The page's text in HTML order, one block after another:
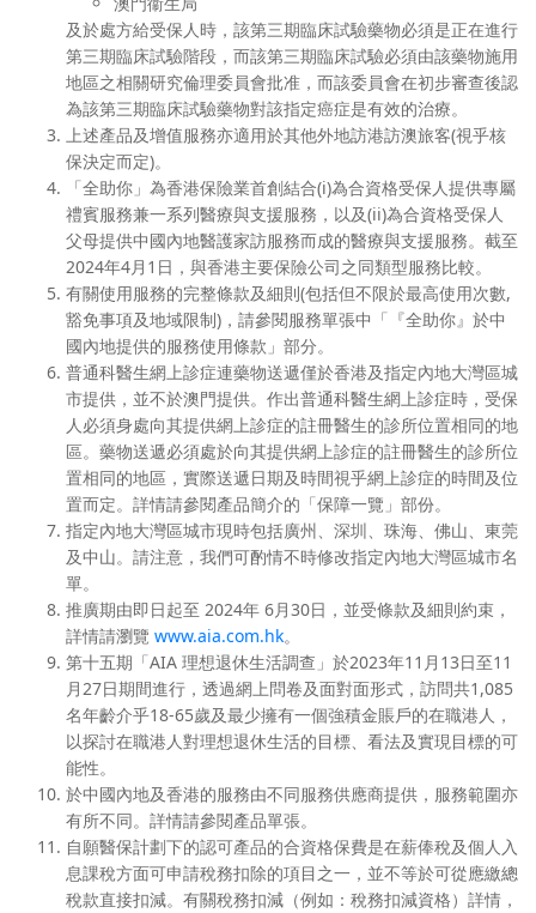
及於處方給受保人時，該第三期臨床試驗藥物必須是正在進行
第三期臨床試驗階段，而該第三期臨床試驗必須由該藥物施用
地區之相關研究倫理委員會批准，而該委員會在初步審查後認
為該第三期臨床試驗藥物對該指定癌症是有效的治療。
上述產品及增值服務亦適用於其他外地訪港訪澳旅客(視乎核
保決定而定)。
「全助你」為香港保險業首創結合(i)為合資格受保人提供專屬
禮賓服務兼一系列醫療與支援服務，以及(ii)為合資格受保人
父母提供中國內地醫護家訪服務而成的醫療與支援服務。截至
2024年4月1日，與香港主要保險公司之同類型服務比較。
有關使用服務的完整條款及細則(包括但不限於最高使用次數,
豁免事項及地域限制)，請參閱服務單張中「『全助你』於中
國內地提供的服務使用條款」部分。
普通科醫生網上診症連藥物送遞僅於香港及指定內地大灣區城
市提供，並不於澳門提供。作出普通科醫生網上診症時，受保
人必須身處向其提供網上診症的註冊醫生的診所位置相同的地
區。藥物送遞必須處於向其提供網上診症的註冊醫生的診所位
置相同的地區，實際送遞日期及時間視乎網上診症的時間及位
置而定。詳情請參閱產品簡介的「保障一覽」部份。
指定內地大灣區城市現時包括廣州、深圳、珠海、佛山、東莞
及中山。請注意，我們可酌情不時修改指定內地大灣區城市名
單。
推廣期由即日起至 2024年 6月30日，並受條款及細則約束，
詳情請瀏覽 www.aia.com.hk。
第十五期「AIA 理想退休生活調查」於2023年11月13日至11
月27日期間進行，透過網上問卷及面對面形式，訪問共1,085
名年齡介乎18-65歲及最少擁有一個強積金賬戶的在職港人，
以探討在職港人對理想退休生活的目標、看法及實現目標的可
能性。
於中國內地及香港的服務由不同服務供應商提供，服務範圍亦
有所不同。詳情請參閱產品單張。
自願醫保計劃下的認可產品的合資格保費是在薪俸稅及個人入
息課稅方面可申請稅務扣除的項目之一，並不等於可從應繳總
稅款直接扣減。有關稅務扣減（例如：稅務扣減資格）詳情，